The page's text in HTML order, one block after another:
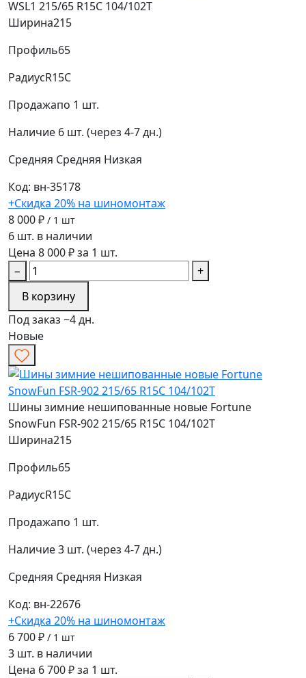
WSL1 215/65 R15C 104/102T
Ширина215
Профиль65
РадиусR15C
Продажапо 1 шт.
Наличие 6 шт. (через 4-7 дн.)
Средняя Средняя Низкая
Код: вн-35178
+Скидка 20% на шиномонтаж
8 000 ₽ / 1 шт
6 шт. в наличии
Цена 8 000 ₽ за 1 шт.
−
+
В корзину
Под заказ ~4 дн.
Новые
Шины зимние нешипованные новые Fortune
SnowFun FSR-902 215/65 R15C 104/102T
Ширина215
Профиль65
РадиусR15C
Продажапо 1 шт.
Наличие3 шт. (через 4-7 дн.)
Средняя Средняя Низкая
Код: вн-22676
+Скидка 20% на шиномонтаж
6 700 ₽ / 1 шт
3 шт. в наличии
Цена 6 700 ₽ за 1 шт.